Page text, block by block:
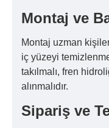
Montaj ve
Montaj uzman
iç yüzeyi
takılmalı, fren
alınmalıdır.
Sipariş ve